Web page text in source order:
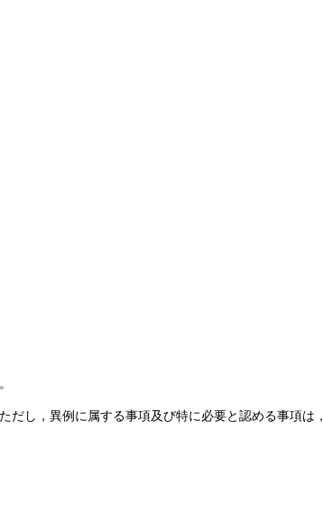
ただし，異例に属する事項及び特に必要と認める事項は